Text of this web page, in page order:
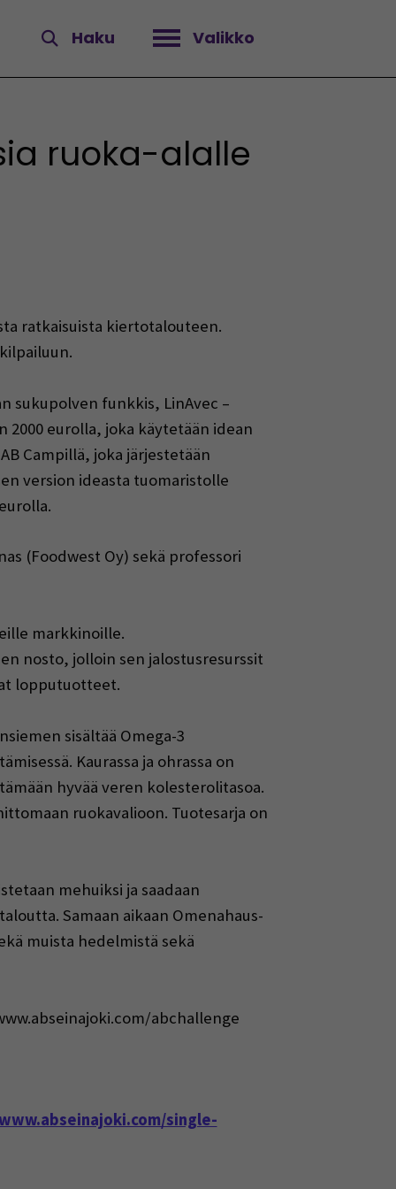
Haku Valikko
Avaa valikko
ruoka-alalle
ratkaisuista kiertotalouteen.
sukupolven funkkis, LinAvec –
eurolla, joka käytetään idean
Campillä, joka järjestetään
version ideasta tuomaristolle
(Foodwest Oy) sekä professori
markkinoille.
nosto, jolloin sen jalostusresurssit
lopputuotteet.
sisältää Omega-3
Kaurassa ja ohrassa on
hyvää veren kolesterolitasoa.
ruokavalioon. Tuotesarja on
mehuiksi ja saadaan
Samaan aikaan Omenahaus-
muista hedelmistä sekä
abchallenge
single-